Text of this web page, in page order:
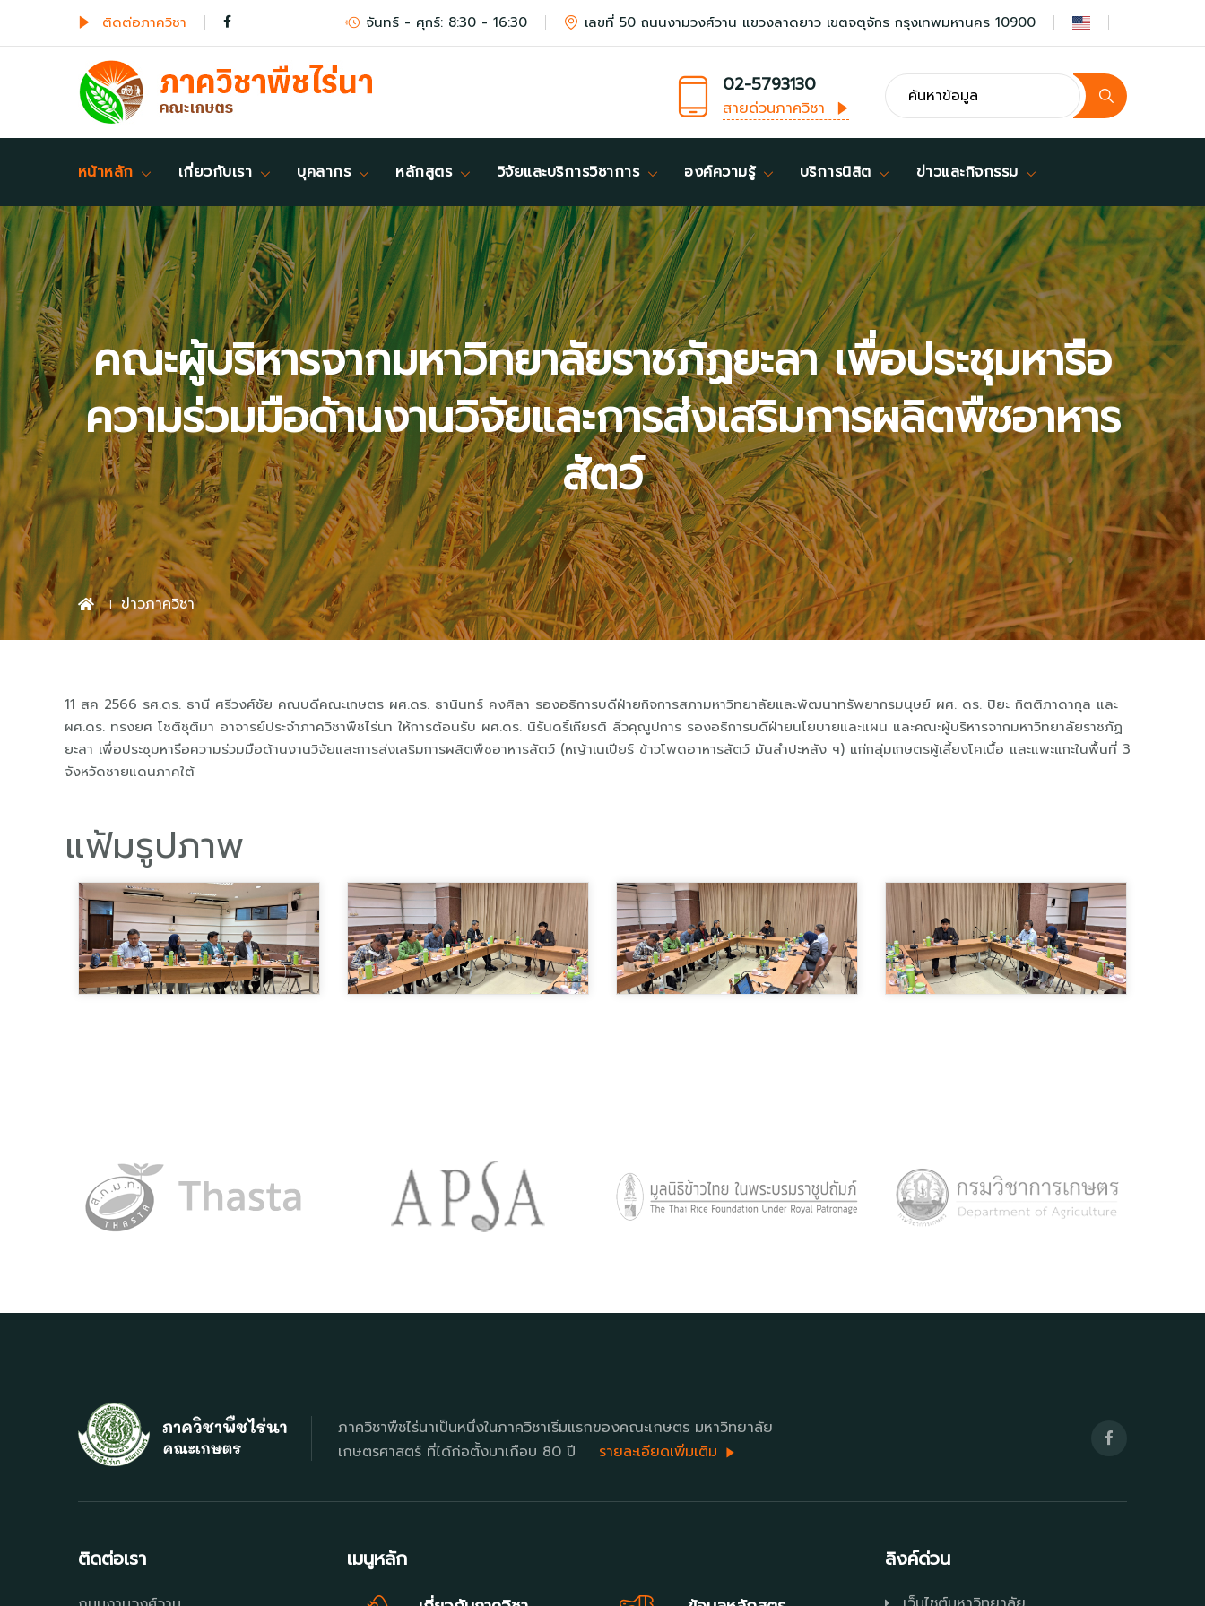
ติดต่อภาควิชา จันทร์ - ศุกร์: 8:30 - 16:30 เลขที่ 50 ถนนงามวงศ์วาน แขวงลาดยาว เขตจตุจักร กรุงเทพมหานคร 10900
02-5793130
สายด่วนภาควิชา
หน้าหลัก เกี่ยวกับเรา บุคลากร หลักสูตร วิจัยและบริการวิชาการ องค์ความรู้ บริการนิสิต ข่าวและกิจกรรม
คณะผู้บริหารจากมหาวิทยาลัยราชภัฏยะลา เพื่อประชุมหารือ
ความร่วมมือด้านงานวิจัยและการส่งเสริมการผลิตพืชอาหาร
สัตว์
ข่าวภาควิชา
11 สค 2566 รศ.ดร. ธานี ศรีวงศ์ชัย คณบดีคณะเกษตร ผศ.ดร. ธานินทร์ คงศิลา รองอธิการบดีฝ่ายกิจการสภามหาวิทยาลัยและพัฒนาทรัพยากรมนุษย์ ผศ. ดร. ปิยะ กิตติภาดากุล และ
ผศ.ดร. ทรงยศ โชติชุติมา อาจารย์ประจำภาควิชาพืชไร่นา ให้การต้อนรับ ผศ.ดร. นิรันดริ์เกียรติ ลิ่วคุณูปการ รองอธิการบดีฝ่ายนโยบายและแผน และคณะผู้บริหารจากมหาวิทยาลัยราชภัฏ
ยะลา เพื่อประชุมหารือความร่วมมือด้านงานวิจัยและการส่งเสริมการผลิตพืชอาหารสัตว์ (หญ้าเนเปียร์ ข้าวโพดอาหารสัตว์ มันสำปะหลัง ฯ) แก่กลุ่มเกษตรผู้เลี้ยงโคเนื้อ และแพะแกะในพื้นที่ 3
จังหวัดชายแดนภาคใต้
แฟ้มรูปภาพ
ภาควิชาพืชไร่นาเป็นหนึ่งในภาควิชาเริ่มแรกของคณะเกษตร มหาวิทยาลัย
เกษตรศาสตร์ ที่ได้ก่อตั้งมาเกือบ 80 ปี
รายละเอียดเพิ่มเติม
ติดต่อเรา เมนูหลัก ลิงค์ด่วน